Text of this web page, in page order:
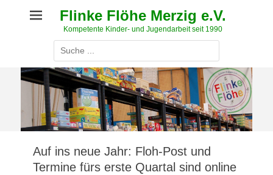
Flinke Flöhe Merzig e.V.
Kompetente Kinder- und Jugendarbeit seit 1990
Suche
nach:
Auf ins neue Jahr: Floh-Post und
Termine fürs erste Quartal sind online